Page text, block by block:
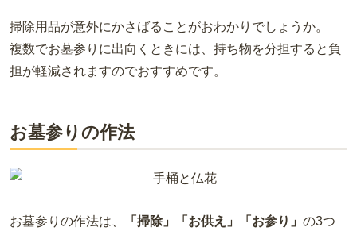
掃除用品が意外にかさばることがおわかりでしょうか。
複数でお墓参りに出向くときには、持ち物を分担すると負
担が軽減されますのでおすすめです。
お墓参りの作法
お墓参りの作法は、 「掃除」「お供え」「お参り」 の3つ